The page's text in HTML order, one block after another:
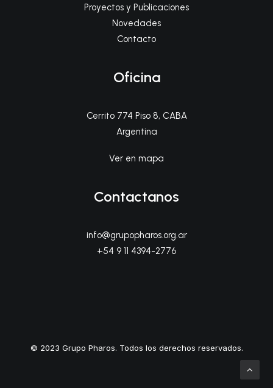
Proyectos y Publicaciones
Novedades
Contacto
Oficina
Cerrito 774 Piso 8, CABA
Argentina
Ver en mapa
Contactanos
info@grupopharos.org.ar
+54 9 11 4394-2776
© 2023 Grupo Pharos. Todos los derechos reservados.